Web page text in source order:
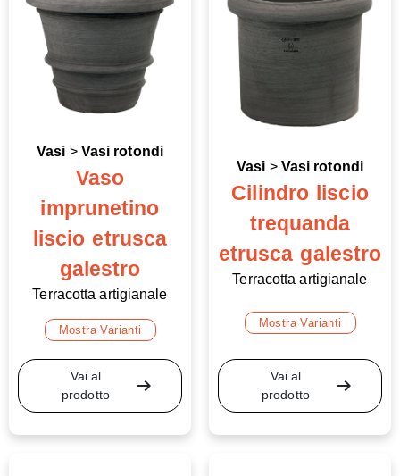
Vasi > Vasi rotondi
Vaso
imprunetino
liscio etrusca
galestro
Terracotta artigianale
Mostra Varianti
Vai al
prodotto
arrow_right_alt
Vasi > Vasi rotondi
Cilindro liscio
trequanda
etrusca galestro
Terracotta artigianale
Mostra Varianti
Vai al
prodotto
arrow_right_alt